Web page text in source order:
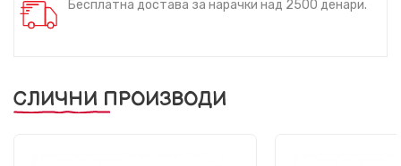
Бесплатна достава за нарачки над 2500 денари.
СЛИЧНИ ПРОИЗВОДИ